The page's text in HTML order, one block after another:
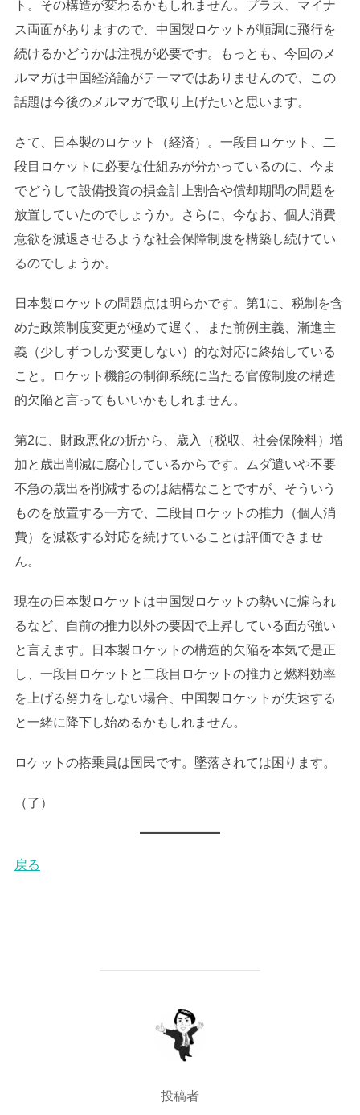
ト。その構造が変わるかもしれません。プラス、マイナ
ス両面がありますので、中国製ロケットが順調に飛行を
続けるかどうかは注視が必要です。もっとも、今回のメ
ルマガは中国経済論がテーマではありませんので、この
話題は今後のメルマガで取り上げたいと思います。
さて、日本製のロケット（経済）。一段目ロケット、二
段目ロケットに必要な仕組みが分かっているのに、今ま
でどうして設備投資の損金計上割合や償却期間の問題を
放置していたのでしょうか。さらに、今なお、個人消費
意欲を減退させるような社会保障制度を構築し続けてい
るのでしょうか。
日本製ロケットの問題点は明らかです。第1に、税制を含
めた政策制度変更が極めて遅く、また前例主義、漸進主
義（少しずつしか変更しない）的な対応に終始している
こと。ロケット機能の制御系統に当たる官僚制度の構造
的欠陥と言ってもいいかもしれません。
第2に、財政悪化の折から、歳入（税収、社会保険料）増
加と歳出削減に腐心しているからです。ムダ遣いや不要
不急の歳出を削減するのは結構なことですが、そういう
ものを放置する一方で、二段目ロケットの推力（個人消
費）を減殺する対応を続けていることは評価できませ
ん。
現在の日本製ロケットは中国製ロケットの勢いに煽られ
るなど、自前の推力以外の要因で上昇している面が強い
と言えます。日本製ロケットの構造的欠陥を本気で是正
し、一段目ロケットと二段目ロケットの推力と燃料効率
を上げる努力をしない場合、中国製ロケットが失速する
と一緒に降下し始めるかもしれません。
ロケットの搭乗員は国民です。墜落されては困ります。
（了）
戻る
投稿者
投稿者